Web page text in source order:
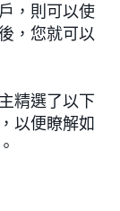
，則可以使
，您就可以
精選了以下
以便瞭解如